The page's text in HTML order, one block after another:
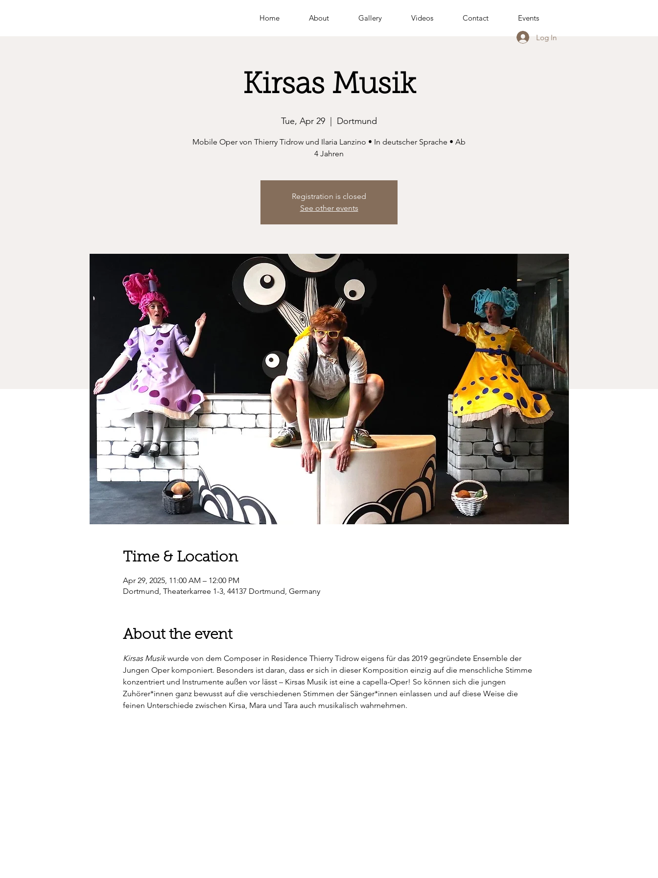
Home About Gallery Videos Contact Events
Log In
Kirsas Musik
Tue, Apr 29 Dortmund
Mobile Oper von Thierry Tidrow und Ilaria Lanzino • In deutscher Sprache • Ab
4 Jahren
Registration is closed
See other events
Time & Location
Apr 29, 2025, 11:00 AM – 12:00 PM
Dortmund, Theaterkarree 1-3, 44137 Dortmund, Germany
About the event
Kirsas Musik wurde von dem Composer in Residence Thierry Tidrow eigens für das 2019 gegründete Ensemble der
Jungen Oper komponiert. Besonders ist daran, dass er sich in dieser Komposition einzig auf die menschliche Stimme
konzentriert und Instrumente außen vor lässt – Kirsas Musik ist eine a capella-Oper! So können sich die jungen
Zuhörer*innen ganz bewusst auf die verschiedenen Stimmen der Sänger*innen einlassen und auf diese Weise die
feinen Unterschiede zwischen Kirsa, Mara und Tara auch musikalisch wahrnehmen.